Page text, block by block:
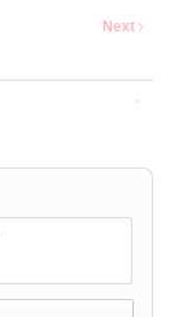
Next